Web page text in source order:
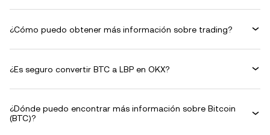
¿Cómo puedo obtener más información sobre trading?
¿Es seguro convertir BTC a LBP en OKX?
¿Dónde puedo encontrar más información sobre Bitcoin
(BTC)?